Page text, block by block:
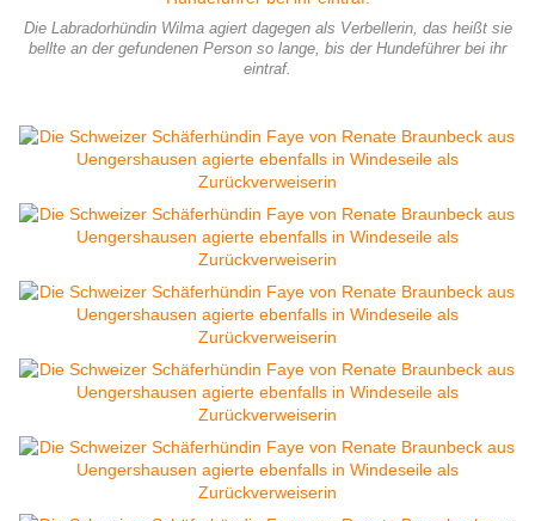
Die Labradorhündin Wilma agiert dagegen als Verbellerin, das heißt sie
bellte an der gefundenen Person so lange, bis der Hundeführer bei ihr
eintraf.